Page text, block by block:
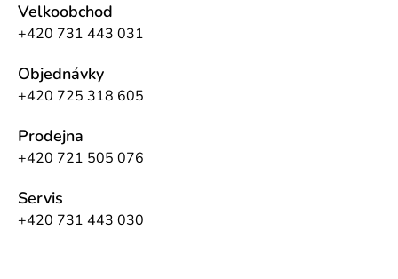
Velkoobchod
+420 731 443 031
Objednávky
+420 725 318 605
Prodejna
+420 721 505 076
Servis
+420 731 443 030